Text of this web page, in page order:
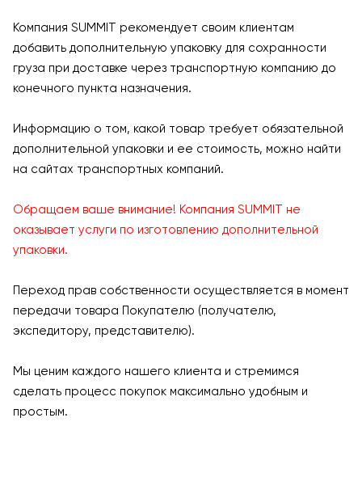
Компания SUMMIT рекомендует своим клиентам
добавить дополнительную упаковку для сохранности
груза при доставке через транспортную компанию до
конечного пункта назначения.
Информацию о том, какой товар требует обязательной
дополнительной упаковки и ее стоимость, можно найти
на сайтах транспортных компаний.
Обращаем ваше внимание! Компания SUMMIT не
оказывает услуги по изготовлению дополнительной
упаковки.
Переход прав собственности осуществляется в момент
передачи товара Покупателю (получателю,
экспедитору, представителю).
Мы ценим каждого нашего клиента и стремимся
сделать процесс покупок максимально удобным и
простым.